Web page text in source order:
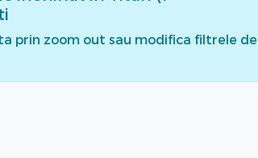
prin zoom out sau modifica filtrele de